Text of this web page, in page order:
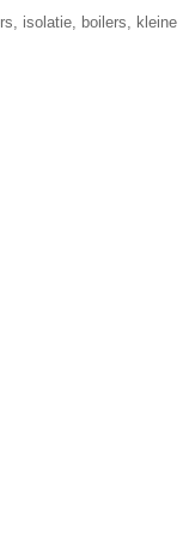
isolatie, boilers, kleine